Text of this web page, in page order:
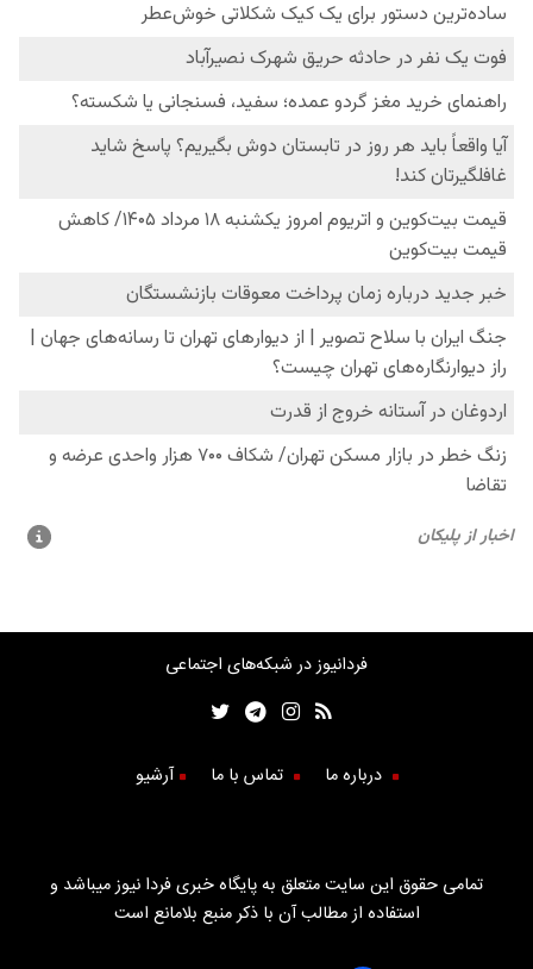
فردانیوز در شبکه‌های اجتماعی
درباره ما تماس با ما آرشیو
تمامی حقوق این سایت متعلق به پایگاه خبری فردا نیوز میباشد و
استفاده از مطالب آن با ذکر منبع بلامانع است